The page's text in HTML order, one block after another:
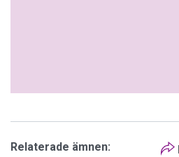
Relaterade ämnen: